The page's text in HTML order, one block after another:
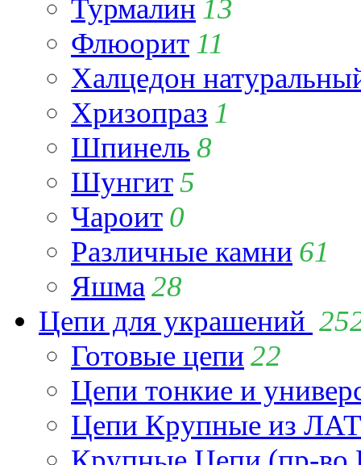
Турмалин 13
Флюорит 11
Халцедон
Хризопраз 1
Шпинель 8
Шунгит5
Чароит 0
Различные камни 61
Яшма 28
Цепи для украшений
Готовые цепи 22
Цепи тонкие и
Цепи Крупные из